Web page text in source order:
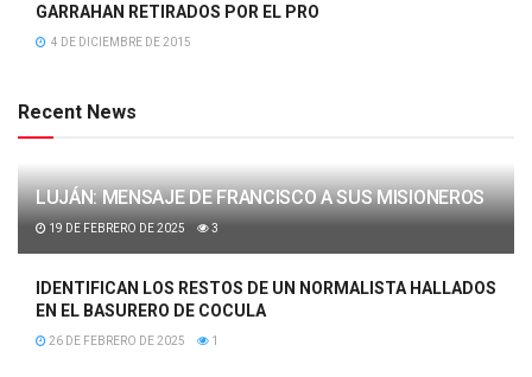
GARRAHAN RETIRADOS POR EL PRO
4 DE DICIEMBRE DE 2015
Recent News
LUJÁN: MENSAJE DE FRANCISCO A SUS MISIONEROS
19 DE FEBRERO DE 2025 3
IDENTIFICAN LOS RESTOS DE UN NORMALISTA HALLADOS
EN EL BASURERO DE COCULA
26 DE FEBRERO DE 2025 1